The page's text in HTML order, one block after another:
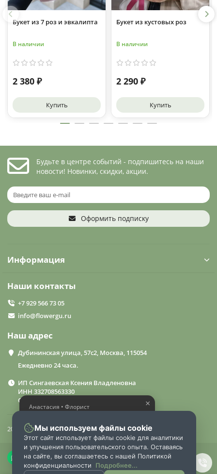
Букет из 7 роз и эвкалипта
В наличии
2 380 ₽
Купить
Букет из кустовых роз
В наличии
2 290 ₽
Купить
Будьте в центре событий - подпишитесь на наши
новости! Новинки, скидки, акции.
Оформить подписку
Информация
Наши контакты
+7 929 566 73 05
info@flowergu.ru
Наш адрес
Дубининская улица, 57с2, Москва, 115054
Ежедневно 24 часа.
ИП Сингаевская Ксения Владленовна
ИНН 332708563330
ОГРН 310332714600015
2024 «FlowerGuru»
×
Анастасия • Флорист
букет
Мы используем файлы cookie
Этот сайт использует файлы cookie для аналитики
и улучшения пользовательского опыта. Оставаясь
на сайте, вы соглашаетесь с нашей Политикой
конфиденциальности
Подробнее...